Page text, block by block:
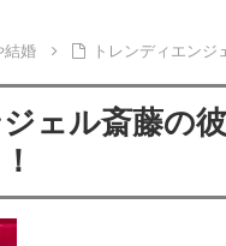
結婚 トレンディエン
ェル斎藤の